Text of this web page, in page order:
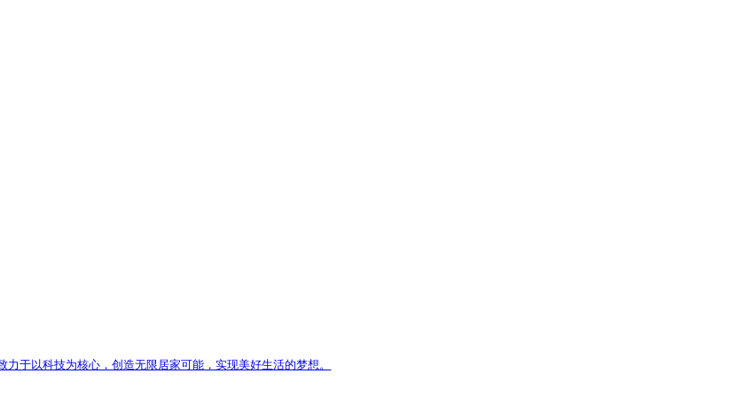
全球消费者对高品质、个性化时尚生活的需求，主要销售服饰配饰、百货家居、运动娱乐等时尚生活品类产品。